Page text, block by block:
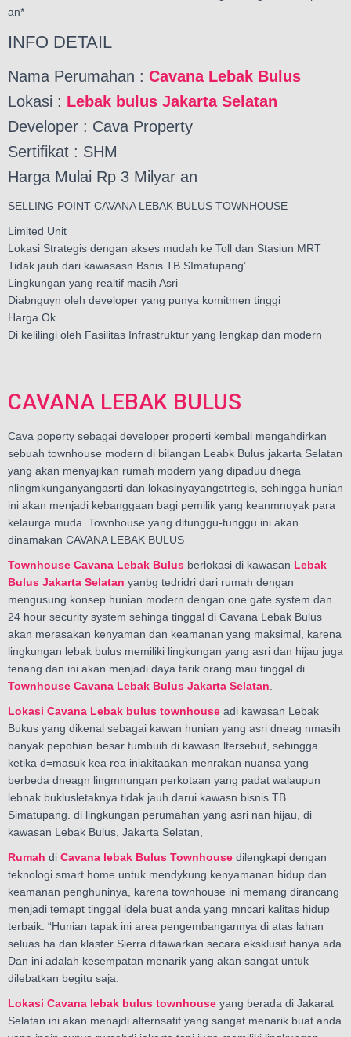
an*
INFO DETAIL
Nama Perumahan : Cavana Lebak Bulus
Lokasi : Lebak bulus Jakarta Selatan
Developer : Cava Property
Sertifikat : SHM
Harga Mulai Rp 3 Milyar an
SELLING POINT CAVANA LEBAK BULUS TOWNHOUSE
Limited Unit
Lokasi Strategis dengan akses mudah ke Toll dan Stasiun MRT
Tidak jauh dari kawasasn Bsnis TB SImatupang’
Lingkungan yang realtif masih Asri
Diabnguyn oleh developer yang punya komitmen tinggi
Harga Ok
Di kelilingi oleh Fasilitas Infrastruktur yang lengkap dan modern
CAVANA LEBAK BULUS
Cava poperty sebagai developer properti kembali mengahdirkan
sebuah townhouse modern di bilangan Leabk Bulus jakarta Selatan
yang akan menyajikan rumah modern yang dipaduu dnega
nlingmkunganyangasrti dan lokasinyayangstrtegis, sehingga hunian
ini akan menjadi kebanggaan bagi pemilik yang keanmnuyak para
kelaurga muda. Townhouse yang ditunggu-tunggu ini akan
dinamakan CAVANA LEBAK BULUS
Townhouse Cavana Lebak Bulus berlokasi di kawasan Lebak
Bulus Jakarta Selatan yanbg tedridri dari rumah dengan
mengusung konsep hunian modern dengan one gate system dan
24 hour security system sehinga tinggal di Cavana Lebak Bulus
akan merasakan kenyaman dan keamanan yang maksimal, karena
lingkungan lebak bulus memiliki lingkungan yang asri dan hijau juga
tenang dan ini akan menjadi daya tarik orang mau tinggal di
Townhouse Cavana Lebak Bulus Jakarta Selatan.
Lokasi Cavana Lebak bulus townhouse adi kawasan Lebak
Bukus yang dikenal sebagai kawan hunian yang asri dneag nmasih
banyak pepohian besar tumbuih di kawasn ltersebut, sehingga
ketika d=masuk kea rea iniakitaakan menrakan nuansa yang
berbeda dneagn lingmnungan perkotaan yang padat walaupun
lebnak buklusletaknya tidak jauh darui kawasn bisnis TB
Simatupang. di lingkungan perumahan yang asri nan hijau, di
kawasan Lebak Bulus, Jakarta Selatan,
Rumah di Cavana lebak Bulus Townhouse dilengkapi dengan
teknologi smart home untuk mendykung kenyamanan hidup dan
keamanan penghuninya, karena townhouse ini memang dirancang
menjadi temapt tinggal idela buat anda yang mncari kalitas hidup
terbaik. “Hunian tapak ini area pengembangannya di atas lahan
seluas ha dan klaster Sierra ditawarkan secara eksklusif hanya ada
Dan ini adalah kesempatan menarik yang akan sangat untuk
dilebatkan begitu saja.
Lokasi Cavana lebak bulus townhouse yang berada di Jakarat
Selatan ini akan menajdi alternsatif yang sangat menarik buat anda